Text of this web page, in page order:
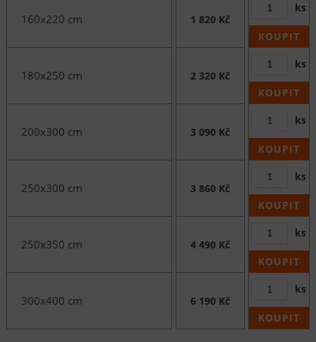
160x220 cm 1 820 Kč
ks
KOUPIT
180x250 cm 2 320 Kč
ks
KOUPIT
200x300 cm 3 090 Kč
ks
KOUPIT
250x300 cm 3 860 Kč
ks
KOUPIT
250x350 cm 4 490 Kč
ks
KOUPIT
300x400 cm 6 190 Kč
ks
KOUPIT